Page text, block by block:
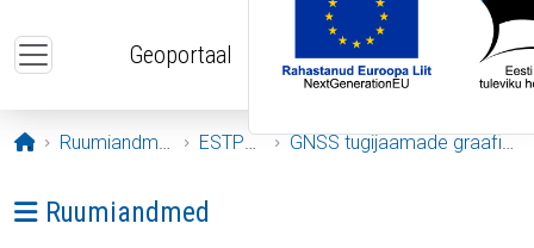
Geoportaal
Avaleht
Ruumiandmed ESTPOS GNSS tugijaamade graafikud
Ava menüü: Ruumiandmed
Ruumiandmed